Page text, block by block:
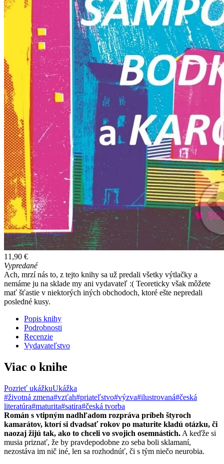
11,90 €
Vypredané
Ach, mrzí nás to, z tejto knihy sa už predali všetky výtlačky a
nemáme ju na sklade my ani vydavateľ :( Teoreticky však môžete
mať šťastie v niektorých iných obchodoch, ktoré ešte nepredali
posledné kusy.
Popis knihy
Podrobnosti
Recenzie
Vydavateľstvo
Viac o knihe
Pozrieť ukážkuUkážka
#životná zmena#vzťah#priateľstvo#výzva#ilustrovaná#česká
literatúra#maturita#satira#česká tvorba
Román s vtipným nadhľadom rozpráva príbeh štyroch
kamarátov, ktorí si dvadsať rokov po maturite kladú otázku, či
naozaj žijú tak, ako to chceli vo svojich osemnástich. A keďže si
musia priznať, že by pravdepodobne zo seba boli sklamaní,
nezostáva im nič iné, len sa rozhodnúť, či s tým niečo neurobia.